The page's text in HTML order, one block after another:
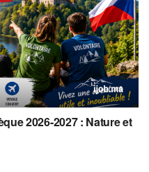
2026-2027 : Nature et